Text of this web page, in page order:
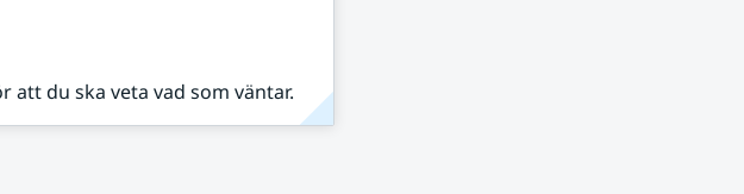
att du ska veta vad som väntar.